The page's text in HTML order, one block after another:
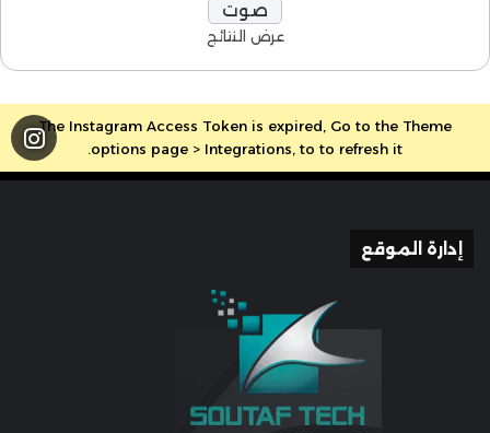
عرض النتائج
The Instagram Access Token is expired, Go to the Theme
options page > Integrations, to to refresh it.
إدارة الموقع